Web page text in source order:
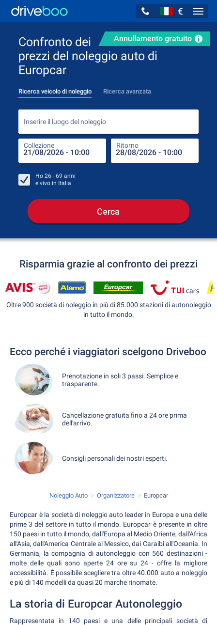
€
Annullamento gratuito
Confronto dei
prezzi del noleggio auto di
Europcar
Ricerca veicolo di noleggio Ricerca avanzata
Inserire il luogo del noleggio
Collezione Ritorno
Ho 26 - 69 anni
e vivo in Italia
Cerca
Risparmia grazie al confronto dei prezzi
Oltre 900 società di noleggio in più di 85.000 stazioni di autonoleggio
in tutto il mondo.
Ecco perché i viaggiatori scelgono Driveboo
Prenotazione in soli 3 passi. Semplice e
trasparente.
Cancellazione gratuita fino a 24 ore prima
dell'arrivo.
Consigli personali dei nostri esperti.
Noleggio Auto Organizzatore Europcar
Europcar è la società di noleggio auto leader in Europa e una delle
prime 3 del settore in tutto il mondo. Europcar è presente in oltre
150 paesi in tutto il mondo, dall'Europa al Medio Oriente, dall'Africa
all'Asia, dall'America Centrale al Messico, dai Caraibi all'Oceania. In
Germania, la compagnia di autonoleggio con 560 destinazioni -
molte delle quali sono aperte 24 ore su 24 - offre la migliore
accessibilità. È possibile scegliere tra oltre 40.000 auto a noleggio
e più di 140 modelli da quasi 20 marche rinomate.
La storia di Europcar Autonoleggio
Rappresentata in 140 paesi e una delle principali società di